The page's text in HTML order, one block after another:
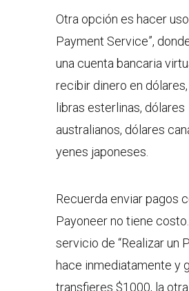
Otra opción es hacer uso
Payment Service”,
una cuenta bancaria
recibir dinero en
libras esterlinas, dólares
australianos, dólares
yenes japoneses.
Recuerda enviar pagos
Payoneer no tiene
servicio de “Realizar un
hace inmediatamente y
transfieres $1000, la